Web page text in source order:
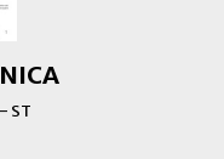
ST